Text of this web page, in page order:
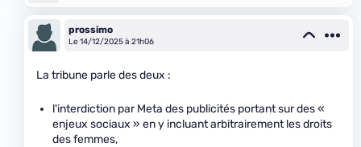
prossimo
Le 14/12/2025 à 21h06
La tribune parle des deux :
l'interdiction par Meta des publicités portant sur des «
enjeux sociaux » en y incluant arbitrairement les droits
des femmes,